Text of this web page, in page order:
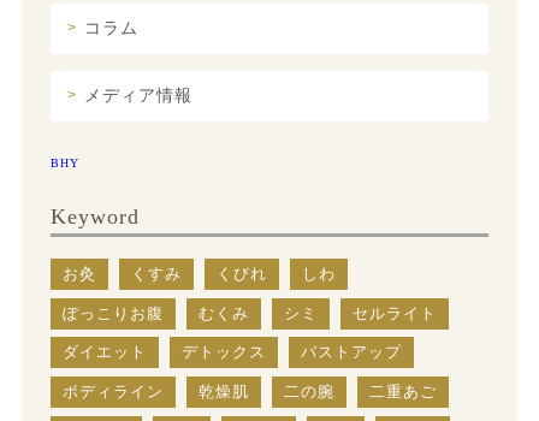
コラム
メディア情報
BHY
Keyword
お灸 くすみ くびれ しわ
ぽっこりお腹 むくみ シミ セルライト
ダイエット デトックス バストアップ
ボディライン 乾燥肌 二の腕 二重あご